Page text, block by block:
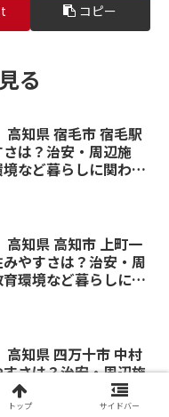
コピー
る
高知県 宿毛市 宿毛駅
は？治安・周辺施
など暮らしに関わる
高知県 高知市 上町一
やすさは？治安・周
環境など暮らしに関
高知県 四万十市 中村
さは？治安・周辺施
境など暮らしに関わる
トップ サイドバー